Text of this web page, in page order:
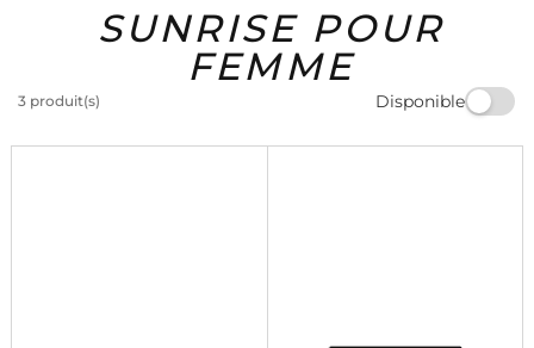
Solaire Homme Marques Idées
Cadeaux
Bons
Plans
SUNRISE POUR
FEMME
3 produit(s) Disponible